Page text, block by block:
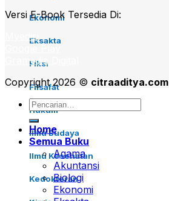
Ekonomi
Eksakta
Fiksi
Filsafat
Hukum
Ilmu Budaya
Ilmu Kesehatan
Kedokteran
Versi E-Book Tersedia Di:
Myedisi
Gramedia Digital
Copyright 2026 © citraaditya.com
Pencarian
untuk:
Home
Semua Buku
Agama
Akuntansi
Biologi
Ekonomi